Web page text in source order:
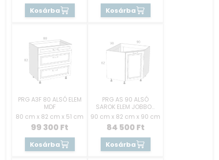
Kosárba Kosárba
PRG A3F 80 ALSÓ ELEM
MDF
80 cm x 82 cm x 51 cm
99 300 Ft
Kosárba
PRG AS 90 ALSÓ
SAROK ELEM JOBBOS
MDF
90 cm x 82 cm x 90 cm
84 500 Ft
Kosárba